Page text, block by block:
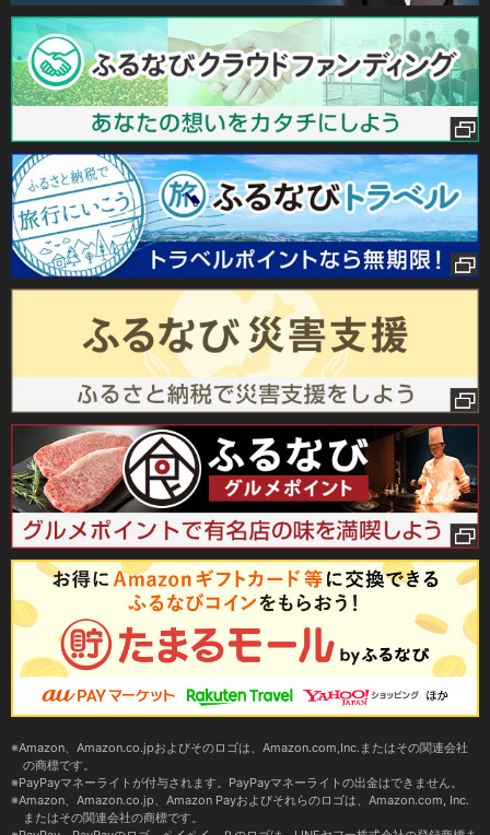
Amazon、Amazon.co.jpおよびそのロゴは、Amazon.com,Inc.またはその関連会社
の商標です。
PayPayマネーライトが付与されます。PayPayマネーライトの出金はできません。
Amazon、Amazon.co.jp、Amazon Payおよびそれらのロゴは、Amazon.com, Inc.
またはその関連会社の商標です。